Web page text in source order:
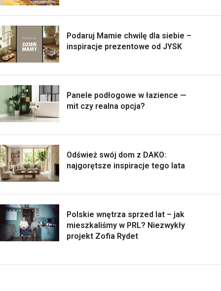
Podaruj Mamie chwilę dla siebie –
inspiracje prezentowe od JYSK
Panele podłogowe w łazience —
mit czy realna opcja?
Odśwież swój dom z DAKO:
najgorętsze inspiracje tego lata
Polskie wnętrza sprzed lat – jak
mieszkaliśmy w PRL? Niezwykły
projekt Zofia Rydet